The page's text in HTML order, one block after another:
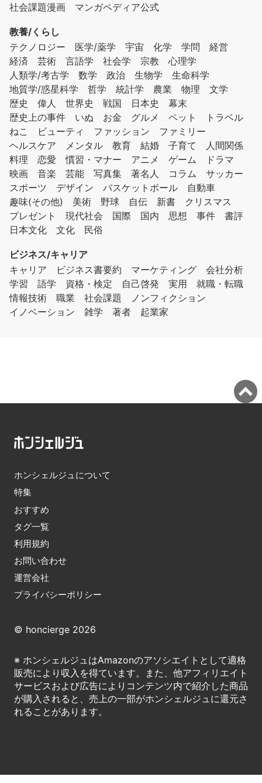
社会課題漫画
マンガペディア公式
教養/くらし
テクノロジー
医学/薬学 宇宙 化学 学問
経営
経済
芸術 言語学 社会学 宗教
心理学
人類学/考古学
数学 政治 生物学
生命科学
地質学/惑星科学
哲学 統計学 農業 物理
文学
歴史
偉人 世界史 戦国 日本史
幕末
歴史上の事件
いぬ お金 グルメ ペット
トラベル
ねこ
ビューティ ファッション
ファミリー
ヘルスケア
メンタル 教育 結婚 子育て
人間関係
料理
恋愛 慣習・マナー アニメ ゲーム
ドラマ
映画
音楽 芸能 写真集 著名人 コラム
サッカー
スポーツ
デザイン バスケットボール
自動車
趣味(その他)
美術 野球 自伝 新書
クリスマス
プレゼント
現代社会 国際 国内 思想 事件
書評
日本文化
文化 民俗
ビジネス/キャリア
キャリア
ビジネス書要約 マーケティング
会社分析
学習
語学 資格・検定 自己啓発 実用
就職・転職
情報技術
職業 社会課題
ノンフィクション
イノベーション
雑学 著者 起業家
ホンシェルジュについて
特集
おすすめ
タグ一覧
利用規約
お問い合わせ
運営会社
プライバシーポリシー
© honcierge 2026
※ ホンシェルジュはAmazonのアソシエイトとして適格
販売により収入を得ています。また、他アフィリエイト
サービスおよび広告によりコンテンツ内で紹介した商品
が購入されると、売上の一部がホンシェルジュに還元さ
れることがあります。